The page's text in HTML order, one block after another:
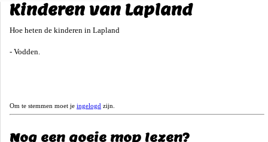
Kinderen van Lapland
Hoe heten de kinderen in Lapland
- Vodden.
Om te stemmen moet je ingelogd zijn.
Nog een goeie mop lezen?